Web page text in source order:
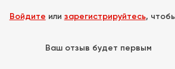
Войдите или зарегистрируйтесь,
Ваш отзыв будет первым